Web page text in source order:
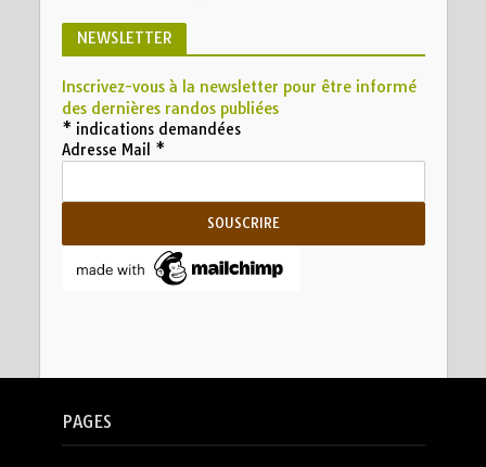
NEWSLETTER
Inscrivez-vous à la newsletter pour être informé
des dernières randos publiées
* indications demandées
Adresse Mail *
PAGES